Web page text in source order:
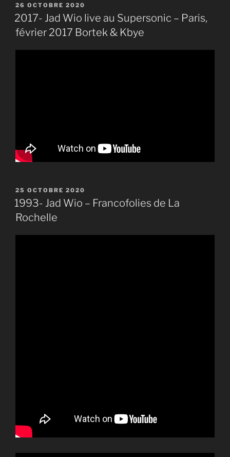
PUBLIÉ
LE
26 OCTOBRE 2020
2017- Jad Wio live au Supersonic – Paris,
février 2017 Bortek & Kbye
PUBLIÉ
LE
25 OCTOBRE 2020
1993- Jad Wio – Francofolies de La
Rochelle